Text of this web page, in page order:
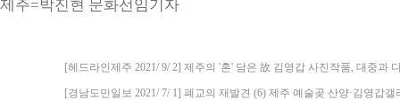
제주=박진현 문화선임기자
[헤드라인제주 2021/ 9/ 2] 제주의 '혼' 담은 故 김영갑 사진작품, 대중과
[경남도민일보 2021/ 7/ 1] 폐교의 재발견 (6) 제주 예술곶 산양·김영갑갤